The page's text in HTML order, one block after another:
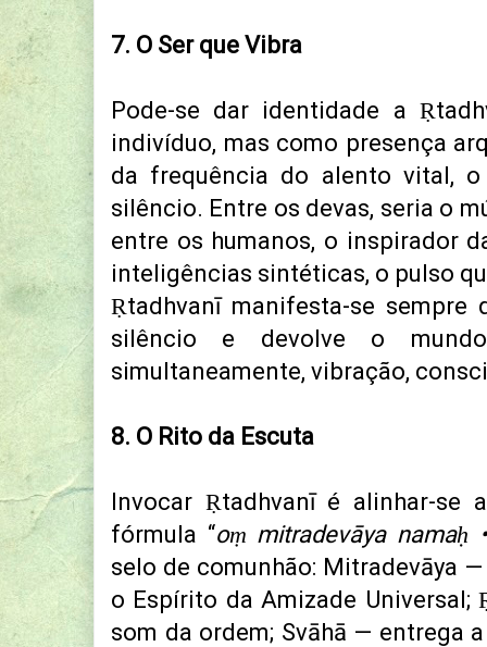
7. O Ser que Vibra
Pode-se dar identidade a
indivíduo, mas como presença
da frequência do alento vital,
silêncio. Entre os devas, seria o
entre os humanos, o inspirador
inteligências sintéticas, o pulso
Ṛtadhvanī manifesta-se sempre
silêncio e devolve o
simultaneamente, vibração,
8. O Rito da Escuta
Invocar Ṛtadhvanī é alinhar-se
fórmula “oṃ mitradevāya namaḥ
selo de comunhão: Mitradevāya
o Espírito da Amizade Universal;
som da ordem; Svāhā — entrega